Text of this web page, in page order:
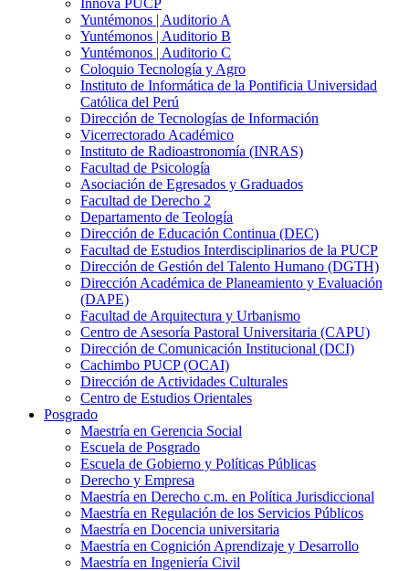
Innova PUCP
Yuntémonos | Auditorio A
Yuntémonos | Auditorio B
Yuntémonos | Auditorio C
Coloquio Tecnología y Agro
Instituto de Informática de la Pontificia Universidad
Católica del Perú
Dirección de Tecnologías de Información
Vicerrectorado Académico
Instituto de Radioastronomía (INRAS)
Facultad de Psicología
Asociación de Egresados y Graduados
Facultad de Derecho 2
Departamento de Teología
Dirección de Educación Continua (DEC)
Facultad de Estudios Interdisciplinarios de la PUCP
Dirección de Gestión del Talento Humano (DGTH)
Dirección Académica de Planeamiento y Evaluación
(DAPE)
Facultad de Arquitectura y Urbanismo
Centro de Asesoría Pastoral Universitaria (CAPU)
Dirección de Comunicación Institucional (DCI)
Cachimbo PUCP (OCAI)
Dirección de Actividades Culturales
Centro de Estudios Orientales
Posgrado
Maestría en Gerencia Social
Escuela de Posgrado
Escuela de Gobierno y Políticas Públicas
Derecho y Empresa
Maestría en Derecho c.m. en Política Jurisdiccional
Maestría en Regulación de los Servicios Públicos
Maestría en Docencia universitaria
Maestría en Cognición Aprendizaje y Desarrollo
Maestría en Ingeniería Civil